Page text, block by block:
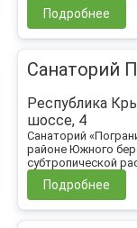
Подробнее
Санаторий
Республика
шоссе, 4
Санаторий
районе Южного
субтропической
Подробнее